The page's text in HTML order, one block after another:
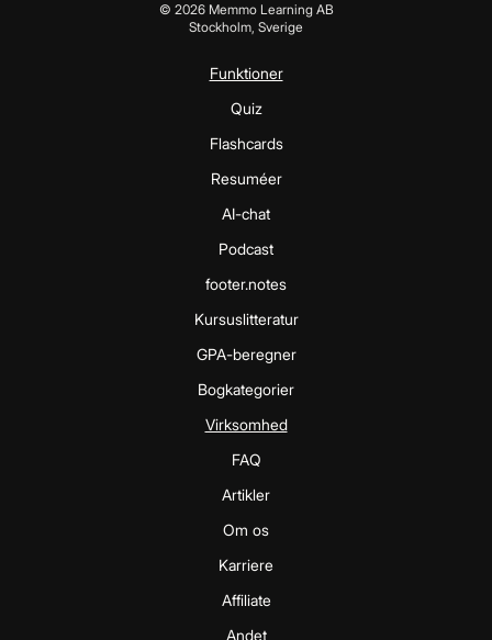
© 2026Memmo Learning AB
Stockholm, Sverige
Funktioner
Quiz
Flashcards
Resuméer
AI-chat
Podcast
footer.notes
Kursuslitteratur
GPA-beregner
Bogkategorier
Virksomhed
FAQ
Artikler
Om os
Karriere
Affiliate
Andet